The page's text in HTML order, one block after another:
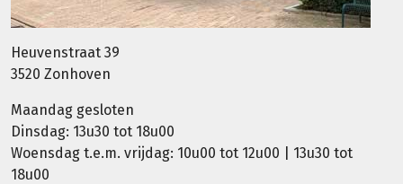
Heuvenstraat 39
3520 Zonhoven
Maandag gesloten
Dinsdag: 13u30 tot 18u00
Woensdag t.e.m. vrijdag: 10u00 tot 12u00 | 13u30 tot
18u00